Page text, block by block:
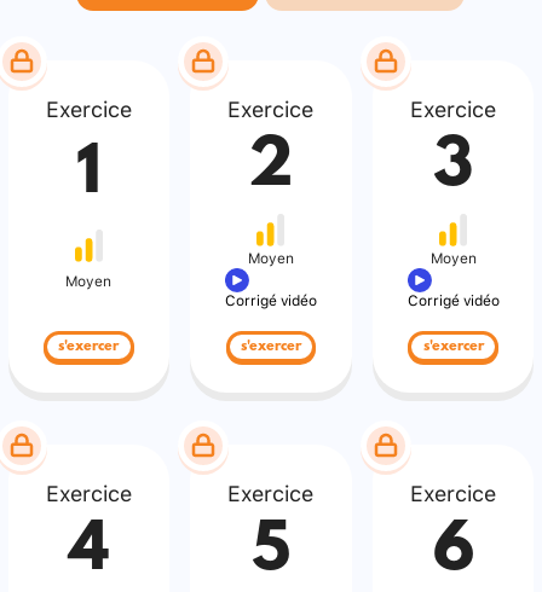
Exercice
1
Moyen
s'exercer
Exercice
2
Moyen
Corrigé vidéo
s'exercer
Exercice
3
Moyen
Corrigé vidéo
s'exercer
Exercice
4
Exercice
5
Exercice
6